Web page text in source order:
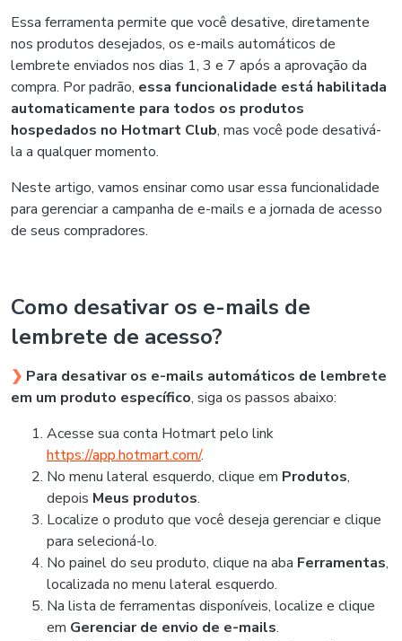
Essa ferramenta permite que você desative, diretamente
nos produtos desejados, os e-mails automáticos de
lembrete enviados nos dias 1, 3 e 7 após a aprovação da
compra. Por padrão, essa funcionalidade está habilitada
automaticamente para todos os produtos
hospedados no Hotmart Club, mas você pode desativá-
la a qualquer momento.
Neste artigo, vamos ensinar como usar essa funcionalidade
para gerenciar a campanha de e-mails e a jornada de acesso
de seus compradores.
Como desativar os e-mails de
lembrete de acesso?
❯ Para desativar os e-mails automáticos de lembrete
em um produto específico, siga os passos abaixo:
Acesse sua conta Hotmart pelo link
https://app.hotmart.com/.
No menu lateral esquerdo, clique em Produtos,
depois Meus produtos.
Localize o produto que você deseja gerenciar e clique
para selecioná-lo.
No painel do seu produto, clique na aba Ferramentas,
localizada no menu lateral esquerdo.
Na lista de ferramentas disponíveis, localize e clique
em Gerenciar de envio de e-mails.